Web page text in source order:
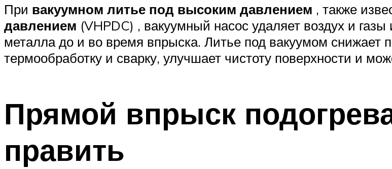
При вакуумном литье под высоким давлением , также
давлением (VHPDC) , вакуумный насос удаляет воздух и
металла до и во время впрыска. Литье под вакуумом снижает
термообработку и сварку, улучшает чистоту поверхности и
Прямой впрыск
править